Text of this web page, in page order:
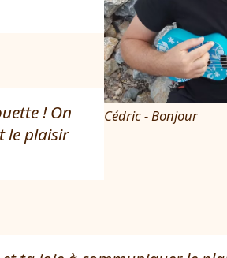
Cédric - Bonjour
! On
le plaisir